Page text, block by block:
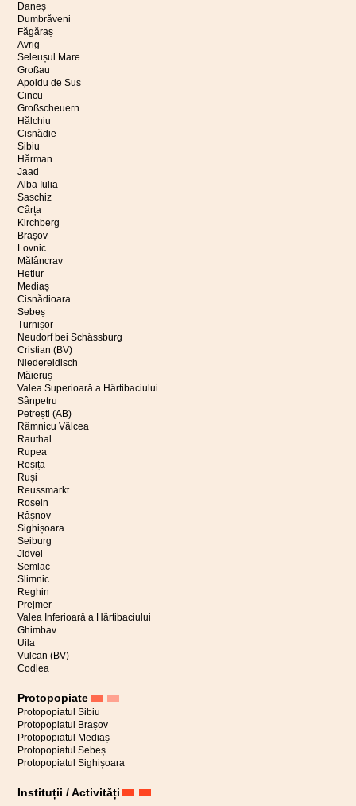
Daneș
Dumbrăveni
Făgăraș
Avrig
Seleușul Mare
Großau
Apoldu de Sus
Cincu
Großscheuern
Hălchiu
Cisnădie
Sibiu
Hărman
Jaad
Alba Iulia
Saschiz
Cârța
Kirchberg
Brașov
Lovnic
Mălâncrav
Hetiur
Mediaș
Cisnădioara
Sebeș
Turnișor
Neudorf bei Schässburg
Cristian (BV)
Niedereidisch
Măieruș
Valea Superioară a Hârtibaciului
Sânpetru
Petrești (AB)
Râmnicu Vâlcea
Rauthal
Rupea
Reșița
Ruși
Reussmarkt
Roseln
Râșnov
Sighișoara
Seiburg
Jidvei
Semlac
Slimnic
Reghin
Prejmer
Valea Inferioară a Hârtibaciului
Ghimbav
Uila
Vulcan (BV)
Codlea
Protopopiate
Protopopiatul Sibiu
Protopopiatul Brașov
Protopopiatul Mediaș
Protopopiatul Sebeș
Protopopiatul Sighișoara
Instituții / Activități